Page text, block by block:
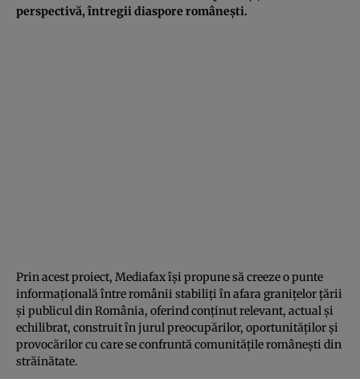
perspectivă, întregii diaspore românești.
Prin acest proiect, Mediafax își propune să creeze o punte
informațională între românii stabiliți în afara granițelor țării
și publicul din România, oferind conținut relevant, actual și
echilibrat, construit în jurul preocupărilor, oportunităților și
provocărilor cu care se confruntă comunitățile românești din
străinătate.